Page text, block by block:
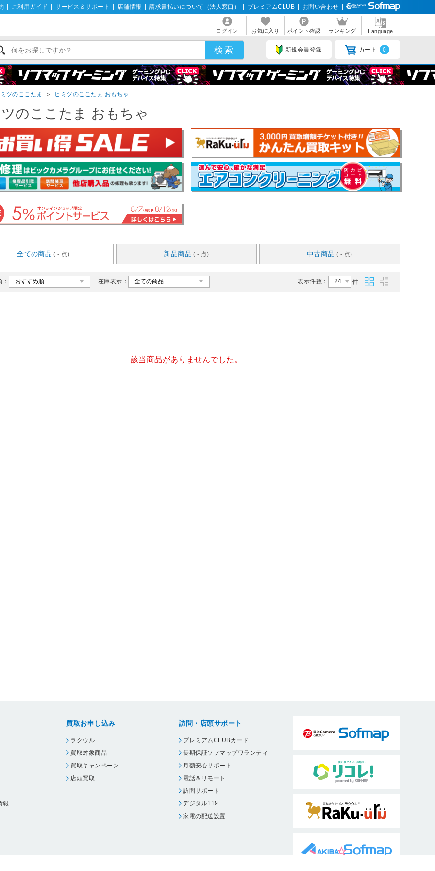
ご利用ガイド サービス＆サポート 店舗情報 請求書払いについて（法人窓口） プレミアムCLUB お問い合わせ
ログイン お気に入り ポイント確認 ランキング Language
新規会員登録 カート 0
ツのここたま ＞ ヒミツのここたま おもちゃ
のここたま おもちゃ
全ての商品 ( - 点) 新品商品 ( - 点) 中古商品 ( - 点)
在庫表示： 表示件数： 件
該当商品がありませんでした。
報
買取お申し込み
ラクウル
買取対象商品
買取キャンペーン
店頭買取
訪問・店頭サポート
プレミアムCLUBカード
長期保証ソフマップワランティ
月額安心サポート
電話＆リモート
訪問サポート
デジタル119
家電の配送設置